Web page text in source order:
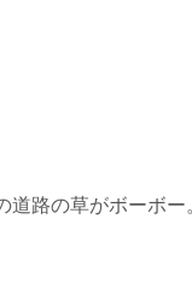
路の草がボーボー。